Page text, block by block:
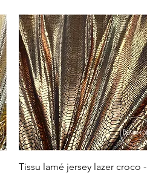
Tissu lamé jersey lazer croco -